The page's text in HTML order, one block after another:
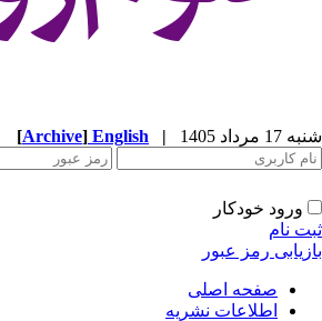
شنبه 17 مرداد 1405 |
English
[Archive]
ورود خودکار
ثبت نام
بازیابی رمز عبور
صفحه اصلی
اطلاعات نشریه